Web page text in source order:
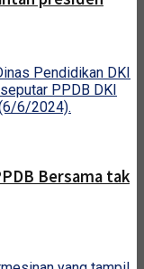
Bersama tak